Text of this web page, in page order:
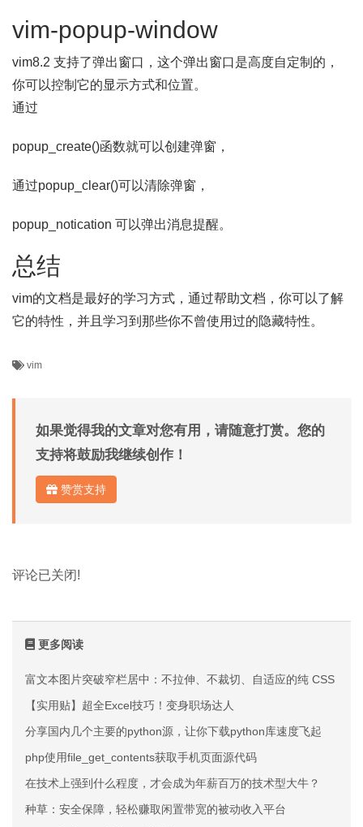
vim-popup-window
vim8.2 支持了弹出窗口，这个弹出窗口是高度自定制的，
你可以控制它的显示方式和位置。
通过
popup_create()函数就可以创建弹窗，
通过popup_clear()可以清除弹窗，
popup_notication 可以弹出消息提醒。
总结
vim的文档是最好的学习方式，通过帮助文档，你可以了解
它的特性，并且学习到那些你不曾使用过的隐藏特性。
vim
如果觉得我的文章对您有用，请随意打赏。您的
支持将鼓励我继续创作！
赞赏支持
评论已关闭!
更多阅读
富文本图片突破窄栏居中：不拉伸、不裁切、自适应的纯 CSS 方案
【实用贴】超全Excel技巧！变身职场达人
分享国内几个主要的python源，让你下载python库速度飞起
php使用file_get_contents获取手机页面源代码
在技术上强到什么程度，才会成为年薪百万的技术型大牛？
种草：安全保障，轻松赚取闲置带宽的被动收入平台